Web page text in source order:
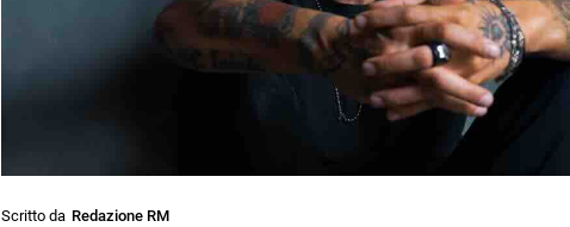
Scritto da Redazione RM